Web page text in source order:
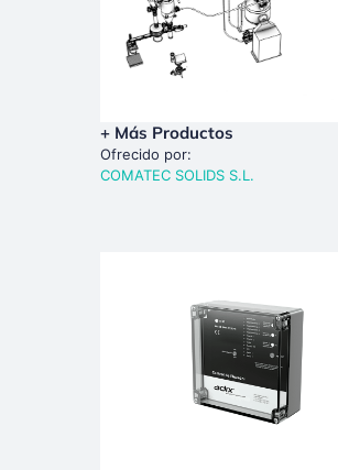
+ Más Productos
Ofrecido por:
COMATEC SOLIDS S.L.